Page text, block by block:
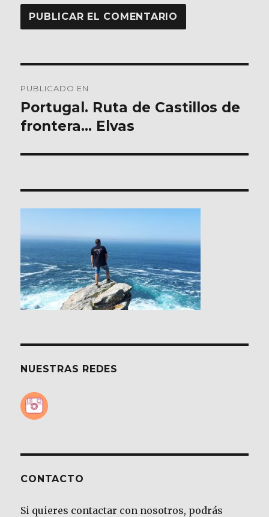
de
entradas
PUBLICADO EN
Portugal. Ruta de Castillos de
frontera… Elvas
NUESTRAS REDES
CONTACTO
Si quieres contactar con nosotros, podrás